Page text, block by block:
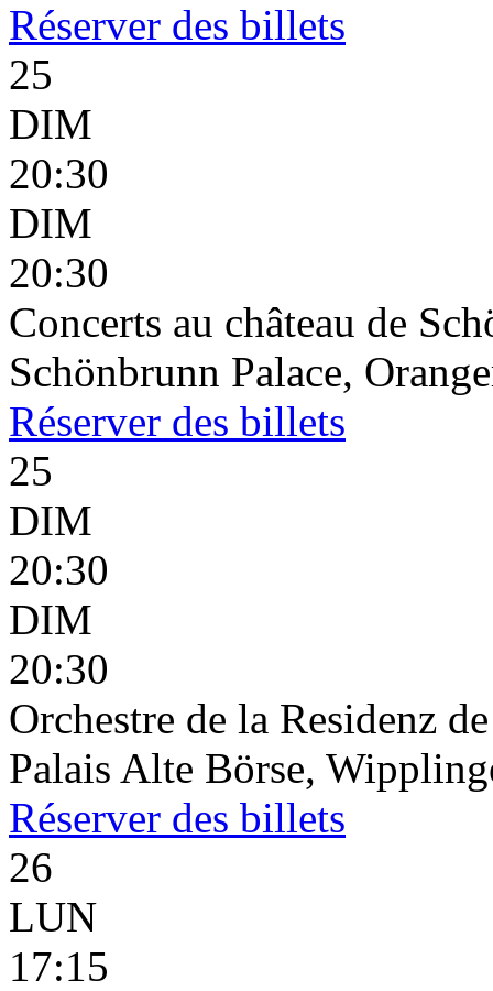
Réserver des billets
25
DIM
20:30
DIM
20:30
Concerts au château de
Schönbrunn Palace,
Réserver des billets
25
DIM
20:30
DIM
20:30
Orchestre de la Residenz
Palais Alte Börse,
Réserver des billets
26
LUN
17:15